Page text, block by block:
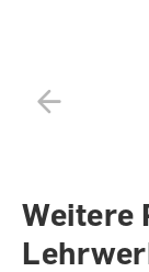
Weitere